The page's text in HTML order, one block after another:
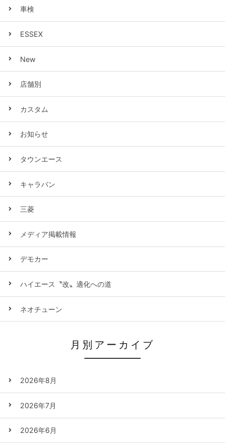
車検
ESSEX
New
店舗別
カスタム
お知らせ
タウンエース
キャラバン
三菱
メディア掲載情報
デモカー
ハイエース〝改〟適化への道
ネオチューン
月別アーカイブ
2026年8月
2026年7月
2026年6月